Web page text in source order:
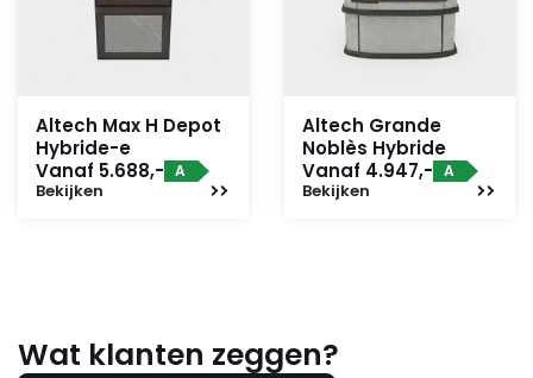
Altech Max H Depot
Hybride-e
Vanaf 5.688,- A
Bekijken
Altech Grande
Noblès Hybride
Vanaf 4.947,- A
Bekijken
Wat klanten zeggen?